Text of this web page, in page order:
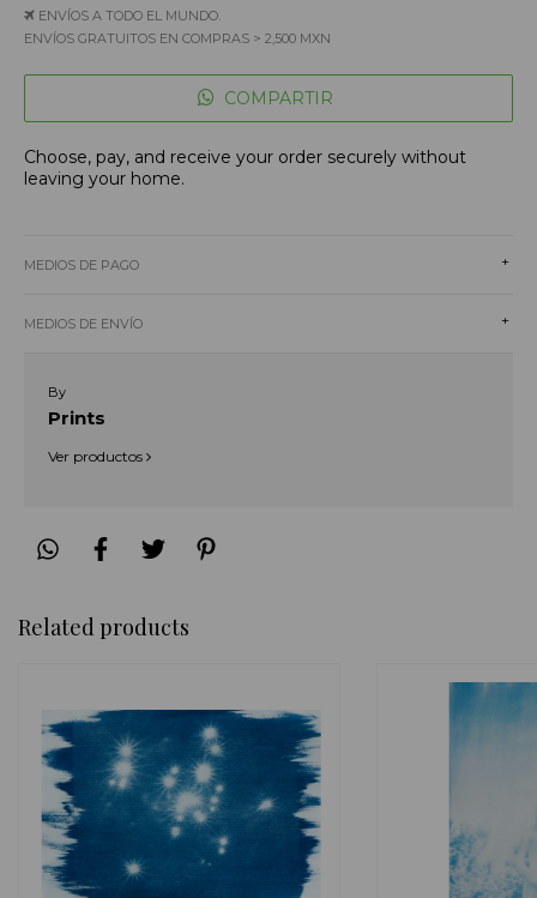
ENVÍOS A TODO EL MUNDO.
ENVÍOS GRATUITOS EN COMPRAS > 2,500 MXN
COMPARTIR
Choose, pay, and receive your order securely without
leaving your home.
+
MEDIOS DE PAGO
+
MEDIOS DE ENVÍO
By
Prints
Ver productos
Related products